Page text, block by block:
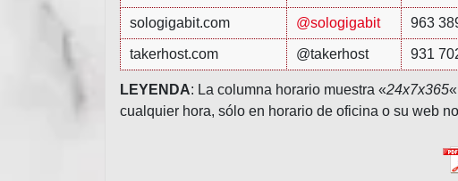
sologigabit.com @sologigabit 963
takerhost.com @takerhost 931
LEYENDA: La columna horario muestra «24x7x365
cualquier hora, sólo en horario de oficina o su web